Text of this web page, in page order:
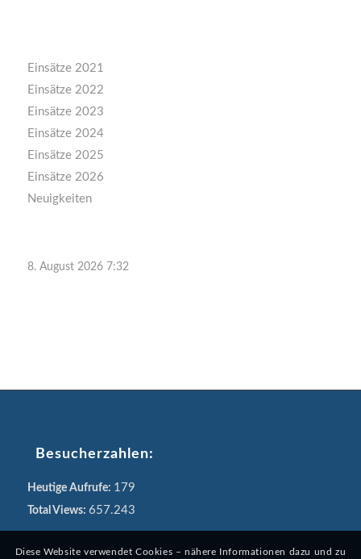
Einsätze 2021
Einsätze 2022
Einsätze 2023
Einsätze 2024
Einsätze 2025
Einsätze 2026
Neuigkeiten
8. August 2026 7:32
Besucherzahlen:
Heutige Aufrufe: 179
Total Views: 657.243
Diese Website verwendet Cookies – nähere Informationen dazu und zu